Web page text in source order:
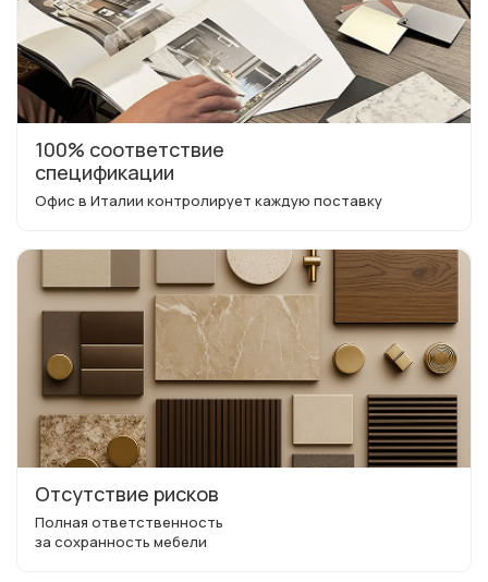
100% соответствие
спецификации
Офис в Италии контролирует каждую поставку
Отсутствие рисков
Полная ответственность
за сохранность мебели